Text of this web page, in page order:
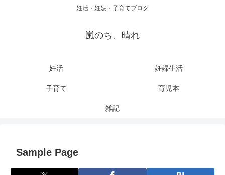
妊活・妊娠・子育てブログ
嵐のち、晴れ
妊活 妊婦生活
子育て 育児本
雑記
Sample Page